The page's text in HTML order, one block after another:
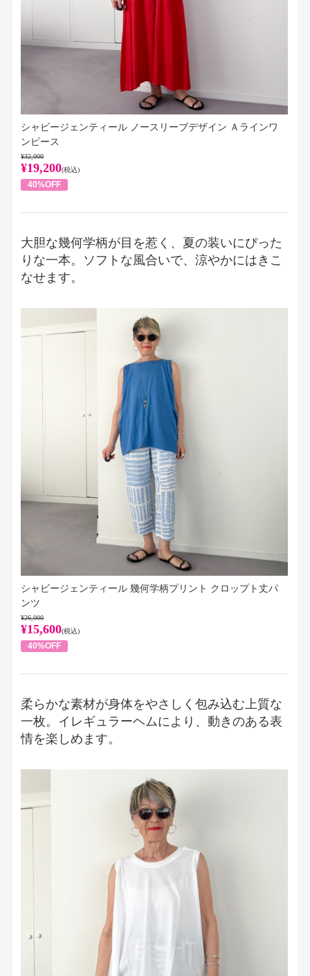
シャビージェンティール ノースリーブデザイン Ａラインワ
ンピース
¥32,000
¥19,200(税込)
40%OFF
大胆な幾何学柄が目を惹く、夏の装いにぴった
りな一本。ソフトな風合いで、涼やかにはきこ
なせます。
シャビージェンティール 幾何学柄プリント クロップト丈パ
ンツ
¥26,000
¥15,600(税込)
40%OFF
柔らかな素材が身体をやさしく包み込む上質な
一枚。イレギュラーヘムにより、動きのある表
情を楽しめます。